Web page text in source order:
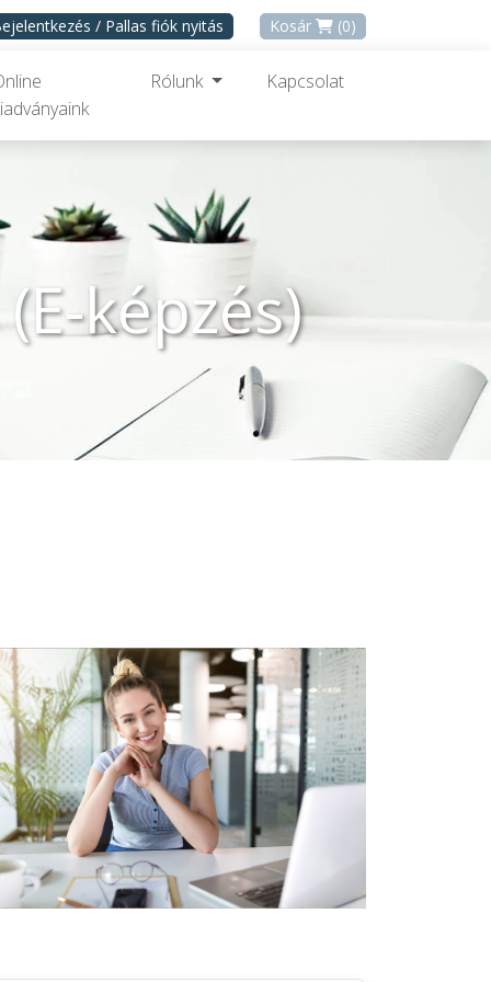
/ Pallas fiók nyitás Kosár (0)
Rólunk Kapcsolat
képzés)